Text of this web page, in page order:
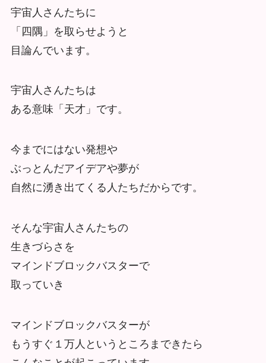
宇宙人さんたちに
「四隅」を取らせようと
目論んでいます。
宇宙人さんたちは
ある意味「天才」です。
今までにはない発想や
ぶっとんだアイデアや夢が
自然に湧き出てくる人たちだからです。
そんな宇宙人さんたちの
生きづらさを
マインドブロックバスターで
取っていき
マインドブロックバスターが
もうすぐ１万人というところまできたら